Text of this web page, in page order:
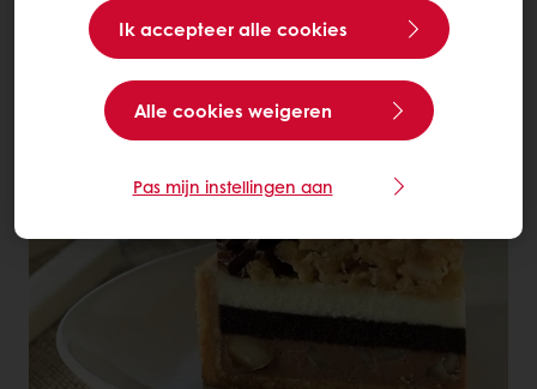
Cheesecake Filo Fingers
Lees meer
Ik accepteer alle cookies
Alle cookies weigeren
Pas mijn instellingen aan